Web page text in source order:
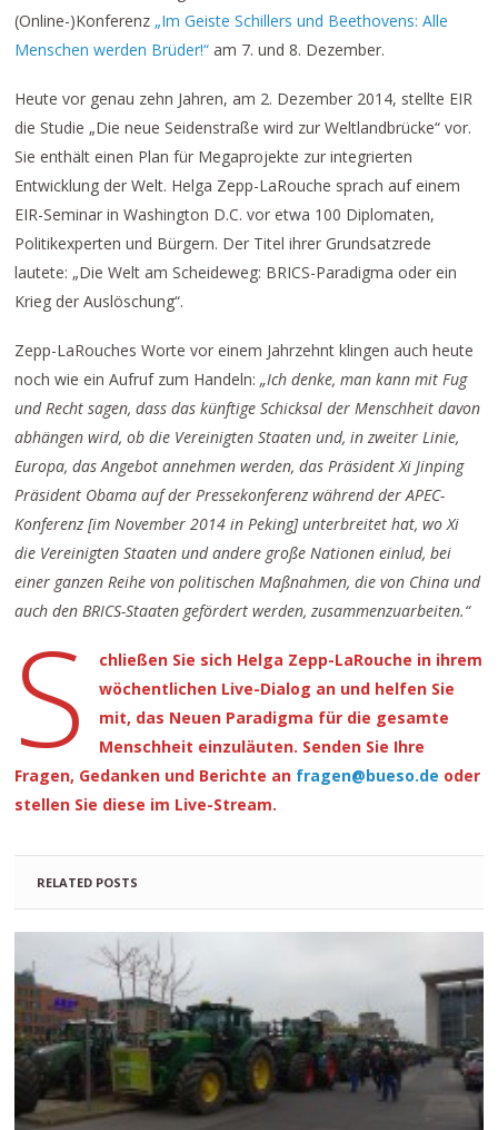
(Online-)Konferenz „Im Geiste Schillers und Beethovens: Alle
Menschen werden Brüder!“ am 7. und 8. Dezember.
Heute vor genau zehn Jahren, am 2. Dezember 2014, stellte EIR
die Studie „Die neue Seidenstraße wird zur Weltlandbrücke“ vor.
Sie enthält einen Plan für Megaprojekte zur integrierten
Entwicklung der Welt. Helga Zepp-LaRouche sprach auf einem
EIR-Seminar in Washington D.C. vor etwa 100 Diplomaten,
Politikexperten und Bürgern. Der Titel ihrer Grundsatzrede
lautete: „Die Welt am Scheideweg: BRICS-Paradigma oder ein
Krieg der Auslöschung“.
Zepp-LaRouches Worte vor einem Jahrzehnt klingen auch heute
noch wie ein Aufruf zum Handeln:„Ich denke, man kann mit Fug
und Recht sagen, dass das künftige Schicksal der Menschheit davon
abhängen wird, ob die Vereinigten Staaten und, in zweiter Linie,
Europa, das Angebot annehmen werden, das Präsident Xi Jinping
Präsident Obama auf der Pressekonferenz während der APEC-
Konferenz [im November 2014 in Peking] unterbreitet hat, wo Xi
die Vereinigten Staaten und andere große Nationen einlud, bei
einer ganzen Reihe von politischen Maßnahmen, die von China und
auch den BRICS-Staaten gefördert werden, zusammenzuarbeiten.“
S
chließen Sie sich Helga Zepp-LaRouche in ihrem
wöchentlichen Live-Dialog an und helfen Sie
mit, das Neuen Paradigma für die gesamte
Menschheit einzuläuten. Senden Sie Ihre
Fragen, Gedanken und Berichte an fragen@bueso.de oder
stellen Sie diese im Live-Stream.
RELATED POSTS